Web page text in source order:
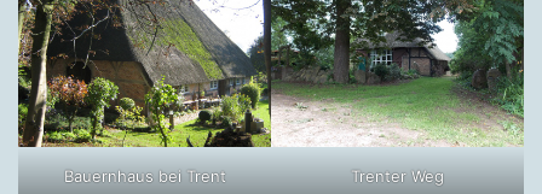
Bauernhaus bei Trent Trenter Weg